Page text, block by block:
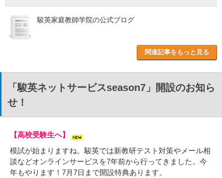
駿英家庭教師学院の公式ブログ
関連記事をもっと見る
「駿英ネットサービスseason7」開設のお知ら
せ！
【高校受験生へ】
模試が始まりますね。駿英では新教研テスト対策やメール相
談などオンラインサービスを7年前から行ってきました。今
年もやります！7月7日まで開設特典あります。